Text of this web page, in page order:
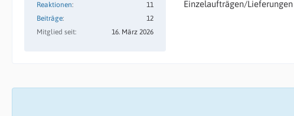
Reaktionen
11
Beiträge
12
Mitglied seit
16. März 2026
Einzelaufträgen/Lieferungen